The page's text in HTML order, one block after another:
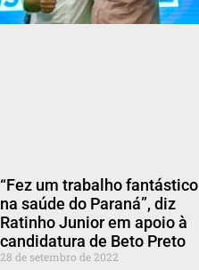
“Fez um trabalho fantástico
na saúde do Paraná”, diz
Ratinho Junior em apoio à
candidatura de Beto Preto
28 de setembro de 2022